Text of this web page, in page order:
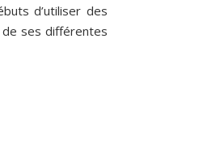
d’utiliser des
ses différentes